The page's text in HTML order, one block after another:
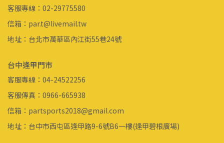
客服專線：02-29775580
信箱：par.t@livemail.tw
地址：台北市萬華區內江街55巷24號
台中逢甲門市
客服專線：04-24522256
客服傳真：0966-665938
信箱：partsports2018@gmail.com
地址：台中市西屯區逢甲路9-6號B6一樓(逢甲碧根廣場)